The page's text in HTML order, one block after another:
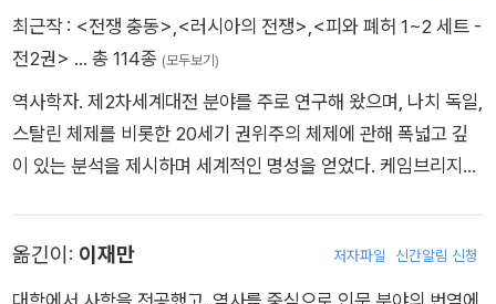
독특한 역사적 순간이었다.
최근작 : <전쟁 충동>,<러시아의 전쟁>,<피와 폐허 1~2 세트 -
전2권> … 총 114종 (모두보기)
역사학자. 제2차세계대전 분야를 주로 연구해 왔으며, 나치 독일,
스탈린 체제를 비롯한 20세기 권위주의 체제에 관해 폭넓고 깊
이 있는 분석을 제시하며 세계적인 명성을 얻었다. 케임브리지대
쳤으며, 2004년 엑서터대학교로 옮겨 재직했다. 현재는 명예교
수로 활동 중이다. 영국학술원(FBA)과 영국왕립역사학회(FRHi
옮긴이: 이재만 저자파일 신간알림 신청